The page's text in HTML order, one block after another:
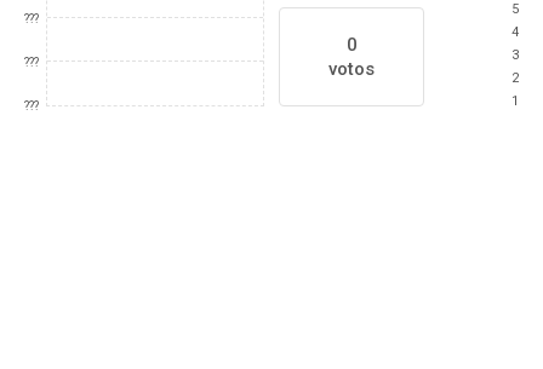
???
???
???
0
votos
5
4
3
2
1